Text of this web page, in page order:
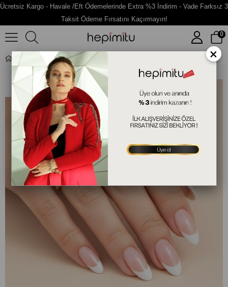
Ücretsiz Kargo - Havale /Eft Ödemelerinde Extra %3 İndirim - Vade Farksız 3
Taksit Ödeme Fırsatını Kaçırmayın!
0
Taşlı Altın Yüzük ×